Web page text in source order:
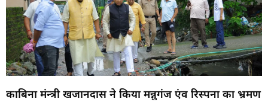
काबिना मंन्त्री खजानदास ने किया मन्नुगंज एंव रिस्पना का भ्रमण